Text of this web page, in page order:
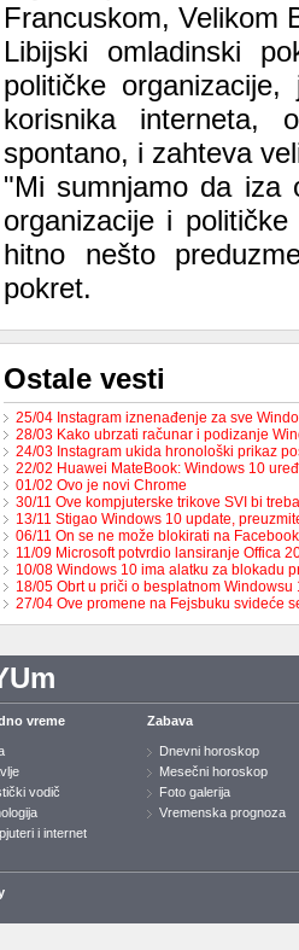
Francuskom, Velikom
Libijski omladinski
političke
korisnika interneta,
spontano, i zahteva
"Mi sumnjamo da iza
organizacije i
hitno nešto
pokret.
Ostale vesti
25/04 Instagram iznenađenje za sve
28/03 Kako ubrzati računar i podizanje
24/03 Instagram ukida hronološki prikaz
22/02 Huawei MateBook: Windows 10
01/02 Ovo je novi Chrome
30/11 Ove kompjuterske trikove SVI bi
13/11 Stigao Windows 10 update,
06/11 On se ne može blokirati na
11/09 Microsoft potvrdio lansiranje Offica
10/08 Windows 10 ima alatku za blokadu
18/05 Obrt u priči o besplatnom Windowsu
27/04 Ove promene na Fejsbuku svideće
vreme
vodič
i internet
Zabava
Dnevni horoskop
Mesečni horoskop
Foto galerija
Vremenska prognoza